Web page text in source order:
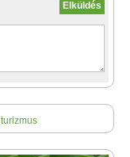
turizmus